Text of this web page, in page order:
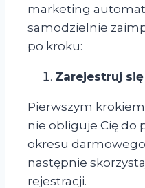
marketing
samodzielnie
po kroku:
Zarejestruj
Pierwszym
nie obliguje Cię do
okresu
następnie
rejestracji.